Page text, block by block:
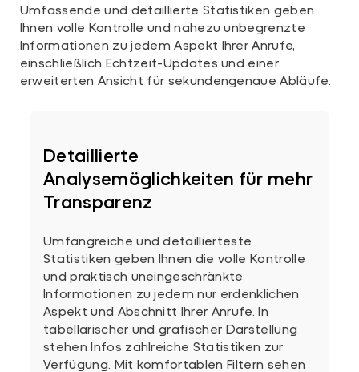
Umfassende und detaillierte Statistiken geben
Ihnen volle Kontrolle und nahezu unbegrenzte
Informationen zu jedem Aspekt Ihrer Anrufe,
einschließlich Echtzeit-Updates und einer
erweiterten Ansicht für sekundengenaue Abläufe.
Detaillierte
Analysemöglichkeiten für mehr
Transparenz
Umfangreiche und detaillierteste
Statistiken geben Ihnen die volle Kontrolle
und praktisch uneingeschränkte
Informationen zu jedem nur erdenklichen
Aspekt und Abschnitt Ihrer Anrufe. In
tabellarischer und grafischer Darstellung
stehen Infos zahlreiche Statistiken zur
Verfügung. Mit komfortablen Filtern sehen